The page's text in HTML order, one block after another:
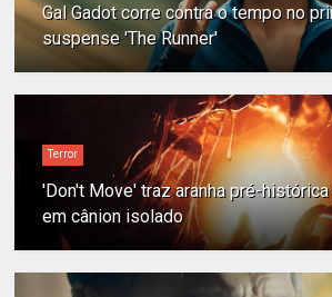
Gal Gadot corre contra o tempo no
suspense 'The Runner'
Terror
'Don't Move' traz aranha pré-
em cânion isolado